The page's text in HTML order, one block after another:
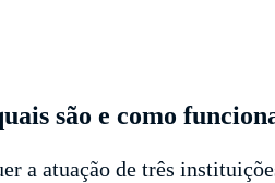
são e como
a atuação de três